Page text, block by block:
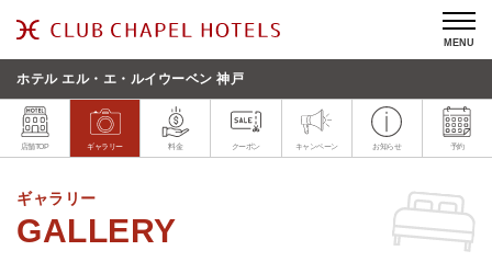
MENU
ホテル エル・エ・ルイウーベン 神戸
店舗TOP ギャラリー 料金 クーポン キャンペーン お知らせ 予約
ギャラリー